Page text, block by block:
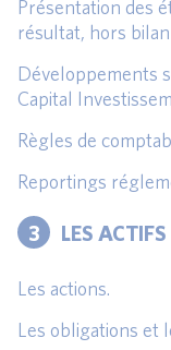
Présentation des
résultat, hors
Développements
Capital
Règles de
Reportings
3 LES
Les actions.
Les obligations et